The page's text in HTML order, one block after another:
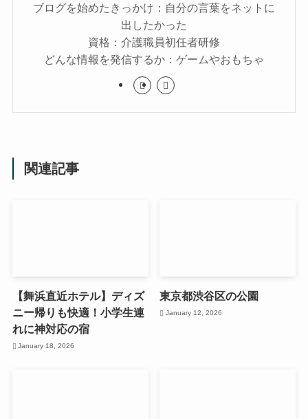
ブログを始めたきっかけ：自分の言葉をネットに
出したかった
資格：介護職員初任者研修
どんな情報を発信するか：ゲームやおもちゃ
関連記事
【舞浜直近ホテル】ディズ
ニー帰りも快適！小学生連
れに神対応の宿
January 18, 2026
東京都渋谷区の公園
January 12, 2026